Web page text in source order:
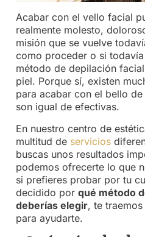
Acabar con el vello facial
realmente molesto,
misión que se vuelve
como proceder o si
método de depilación
piel. Porque sí, existen
para acabar con el bello
son igual de efectivas.
En nuestro centro de
multitud de servicios
buscas unos resultados
podemos ofrecerte lo que
si prefieres probar por tu
decidido por qué método
deberías elegir, te
para ayudarte.